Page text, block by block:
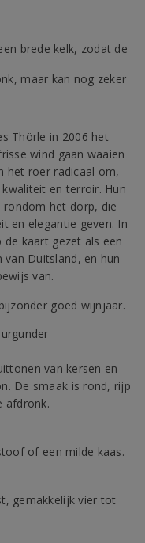
brede kelk, zodat de
maar kan nog zeker
Thörle in 2006 het
wind gaan waaien
het roer radicaal om,
en terroir. Hun
rondom het dorp, die
en elegantie geven. In
kaart gezet als een
Duitsland, en hun
van.
goed wijnjaar.
van kersen en
De smaak is rond, rijp
afdronk.
of een milde kaas.
gemakkelijk vier tot